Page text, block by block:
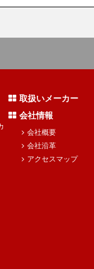
取扱いメーカー
会社情報
会社概要
会社沿革
アクセスマップ